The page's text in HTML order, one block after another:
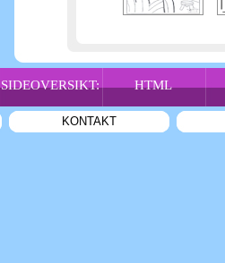
SIDEOVERSIKT: HTML
KONTAKT